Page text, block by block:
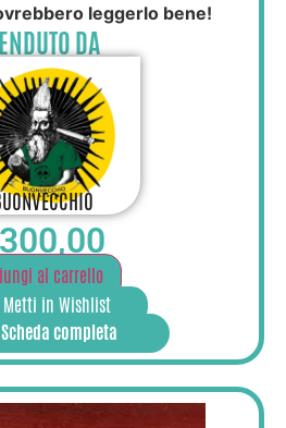
leggerlo bene!
DA
300,00
al carrello
Metti in Wishlist
Scheda completa